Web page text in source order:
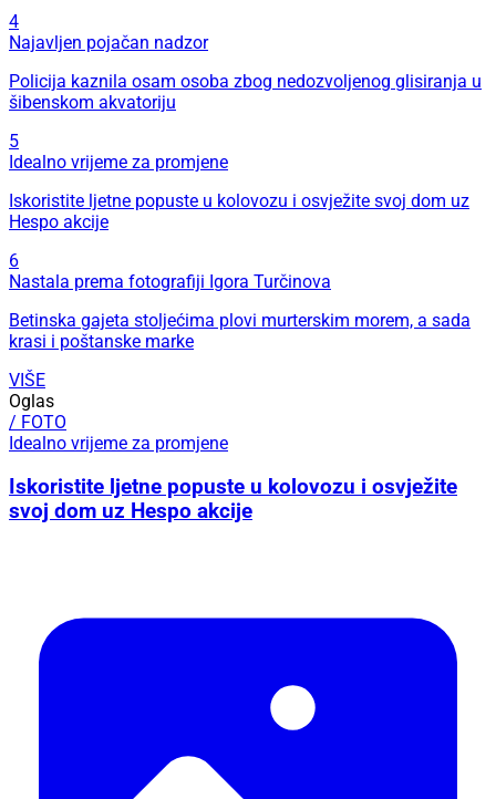
4
Najavljen pojačan nadzor
Policija kaznila osam osoba zbog nedozvoljenog glisiranja u
šibenskom akvatoriju
5
Idealno vrijeme za promjene
Iskoristite ljetne popuste u kolovozu i osvježite svoj dom uz
Hespo akcije
6
Nastala prema fotografiji Igora Turčinova
Betinska gajeta stoljećima plovi murterskim morem, a sada
krasi i poštanske marke
VIŠE
Oglas
/ FOTO
Idealno vrijeme za promjene
Iskoristite ljetne popuste u kolovozu i osvježite
svoj dom uz Hespo akcije